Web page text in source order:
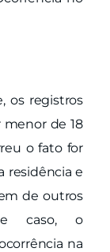
os registros
de 18
o fato for
residência e
de outros
caso, o
na